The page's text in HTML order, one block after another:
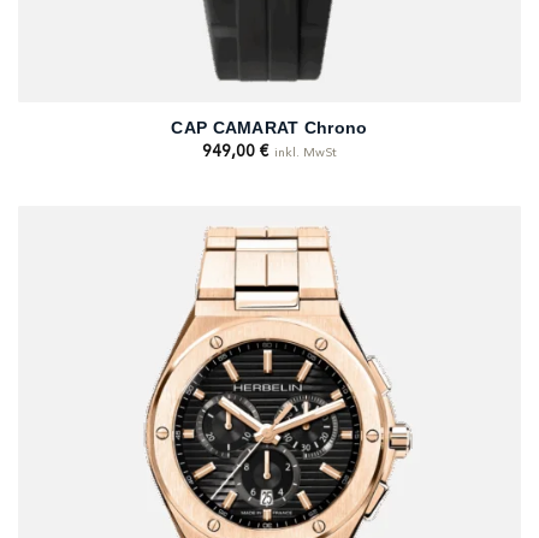
CAP CAMARAT Chrono
949,00 € inkl. MwSt